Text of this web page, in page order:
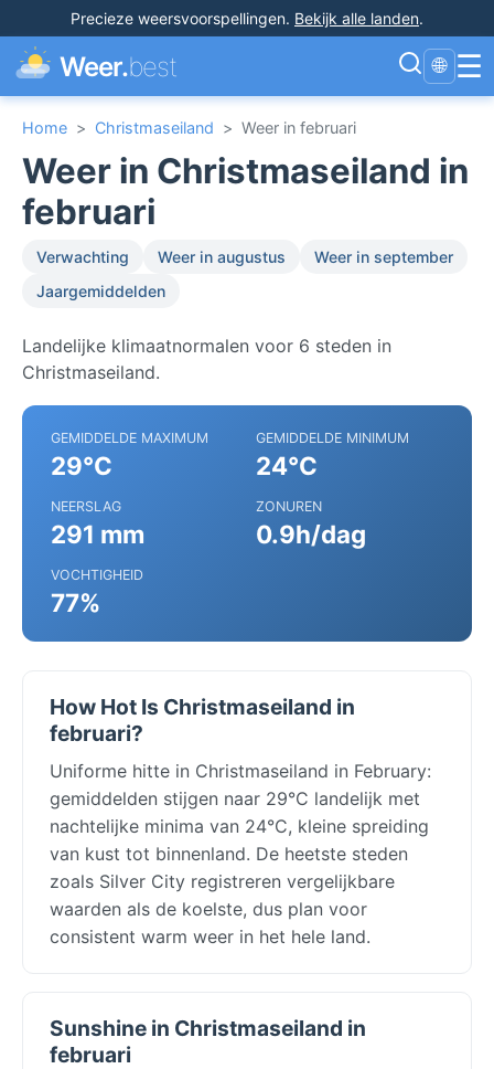
Precieze weersvoorspellingen. Bekijk alle landen.
Weer.best 🌐 ☰
Home > Christmaseiland > Weer in februari
Weer in Christmaseiland in
februari
Verwachting Weer in augustus
Weer in september
Jaargemiddelden
Landelijke klimaatnormalen voor 6 steden in
Christmaseiland.
GEMIDDELDE MAXIMUM
29°C
GEMIDDELDE MINIMUM
24°C
NEERSLAG
291 mm
ZONUREN
0.9h/dag
VOCHTIGHEID
77%
How Hot Is Christmaseiland in
februari?
Uniforme hitte in Christmaseiland in February:
gemiddelden stijgen naar 29°C landelijk met
nachtelijke minima van 24°C, kleine spreiding
van kust tot binnenland. De heetste steden
zoals Silver City registreren vergelijkbare
waarden als de koelste, dus plan voor
consistent warm weer in het hele land.
Sunshine in Christmaseiland in
februari